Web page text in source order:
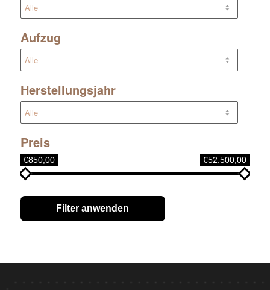
Aufzug
Herstellungsjahr
Preis
€850,00 €52.500,00
Filter anwenden